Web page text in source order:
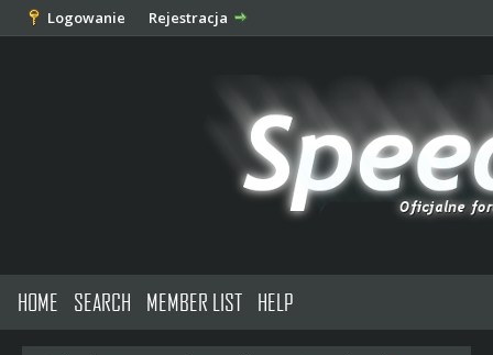
Logowanie Rejestracja
HOME SEARCH MEMBER LIST HELP